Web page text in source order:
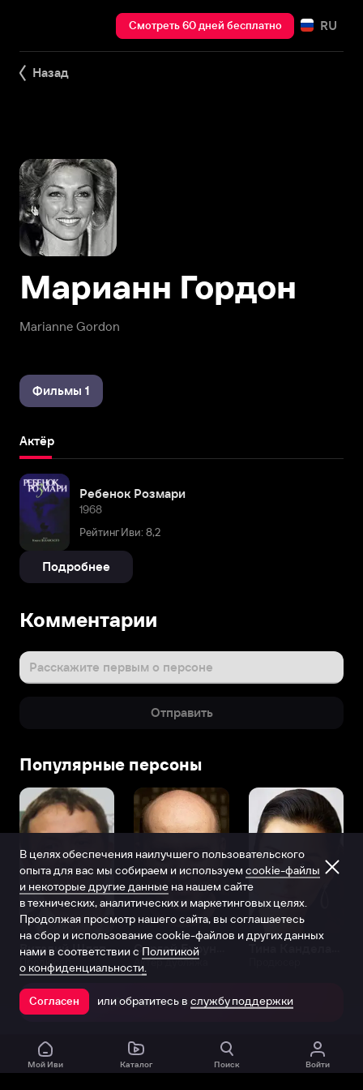
Смотреть 60 дней бесплатно RU
Назад
Marianne Gordon
Марианн Гордон
Фильмы 1
Актёр
Ребенок Розмари
1968
Рейтинг Иви: 8,2
Подробнее
Комментарии
Расскажите первым о персоне
Отправить
Популярные персоны
Виталий Шляппо
Продюсер Актёр дубляжа
Открыть в приложении
Мой Иви Каталог Поиск Войти
В целях обеспечения наилучшего пользовательского
опыта для вас мы собираем и используем cookie-файлы
и некоторые другие данные на нашем сайте
в технических, аналитических и маркетинговых целях.
Продолжая просмотр нашего сайта, вы соглашаетесь
на сбор и использование cookie-файлов и других данных
нами в соответствии с Политикой
о конфиденциальности.
Согласен или обратитесь в службу поддержки